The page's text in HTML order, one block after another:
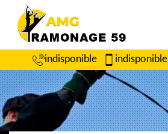
indisponible indisponible